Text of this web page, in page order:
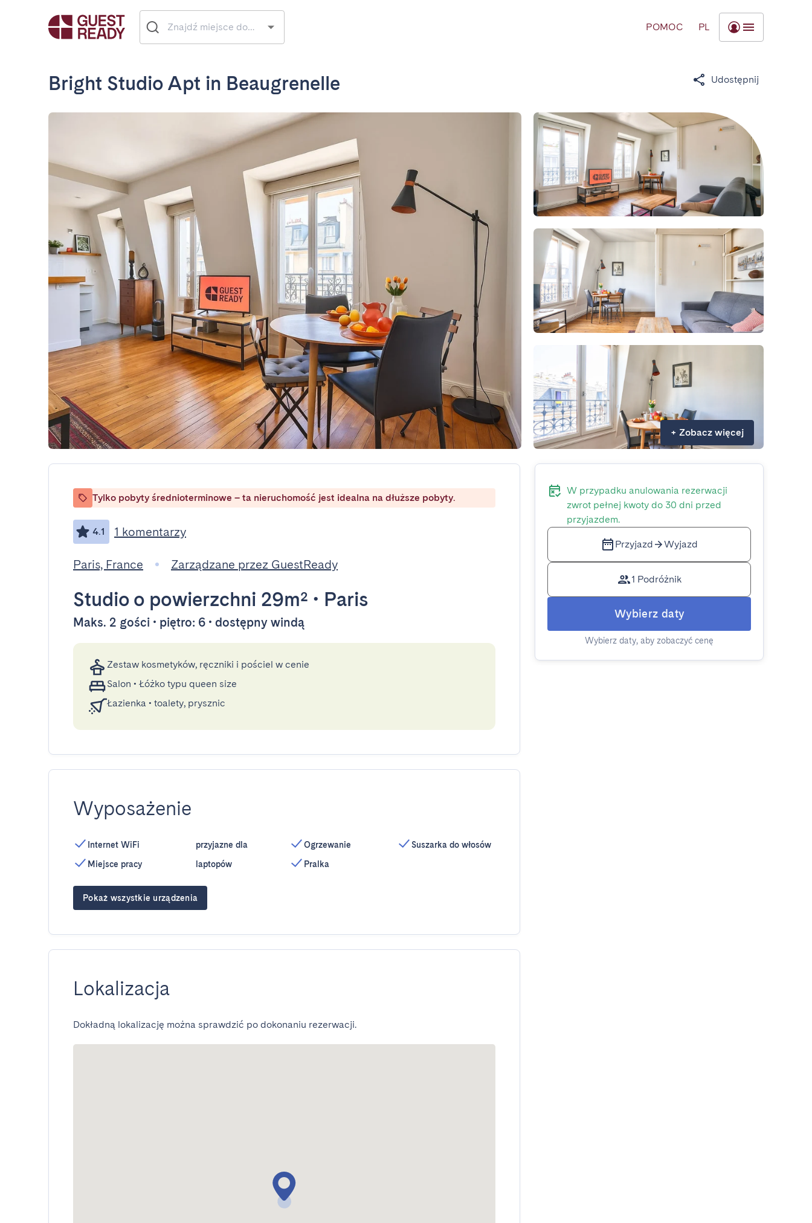
POMOC PL
Bright Studio Apt in Beaugrenelle Udostępnij
+ Zobacz więcej
Tylko pobyty średnioterminowe – ta nieruchomość jest idealna na dłuższe pobyty.
4.1 1 komentarzy
Paris, France Zarządzane przez GuestReady
Studio o powierzchni 29m² • Paris
Maks. 2 gości • piętro: 6 • dostępny windą
Zestaw kosmetyków, ręczniki i pościel w cenie
Salon • Łóżko typu queen size
Łazienka • toalety, prysznic
Wyposażenie
Internet WiFi
Miejsce pracy
przyjazne dla
laptopów
Ogrzewanie
Pralka
Suszarka do włosów
Pokaż wszystkie urządzenia
Lokalizacja
Dokładną lokalizację można sprawdzić po dokonaniu rezerwacji.
W przypadku anulowania rezerwacji
zwrot pełnej kwoty do 30 dni przed
przyjazdem.
Przyjazd Wyjazd
1 Podróżnik
Wybierz daty
Wybierz daty, aby zobaczyć cenę